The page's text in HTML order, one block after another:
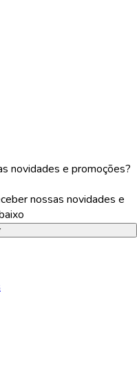
novidades e promoções?
nossas novidades e